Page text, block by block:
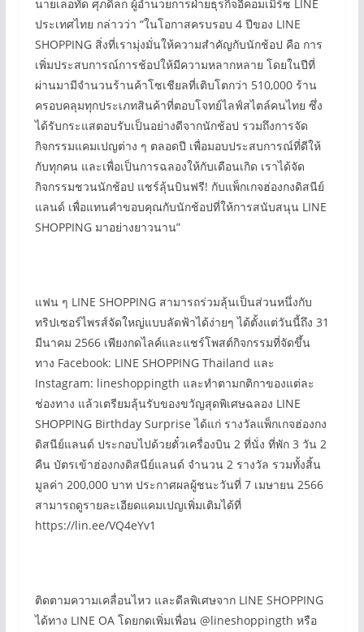
นายเลอทัด ศุภดิลก ผู้อำนวยการฝ่ายธุรกิจอีคอมเมิร์ซ LINE
ประเทศไทย กล่าวว่า “ในโอกาสครบรอบ 4 ปีของ LINE
SHOPPING สิ่งที่เรามุ่งมั่นให้ความสำคัญกับนักช้อป คือ การ
เพิ่มประสบการณ์การช้อปให้มีความหลากหลาย โดยในปีที่
ผ่านมามีจำนวนร้านค้าโซเชียลที่เติบโตกว่า 510,000 ร้าน
ครอบคลุมทุกประเภทสินค้าที่ตอบโจทย์ไลฟ์สไตล์คนไทย ซึ่ง
ได้รับกระแสตอบรับเป็นอย่างดีจากนักช้อป รวมถึงการจัด
กิจกรรมแคมเปญต่าง ๆ ตลอดปี เพื่อมอบประสบการณ์ที่ดีให้
กับทุกคน และเพื่อเป็นการฉลองให้กับเดือนเกิด เราได้จัด
กิจกรรมชวนนักช้อป แชร์ลุ้นบินฟรี! กับแพ็กเกจฮ่องกงดิสนีย์
แลนด์ เพื่อแทนคำขอบคุณกับนักช้อปที่ให้การสนับสนุน LINE
SHOPPING มาอย่างยาวนาน”
แฟน ๆ LINE SHOPPING สามารถร่วมลุ้นเป็นส่วนหนึ่งกับ
ทริปเซอร์ไพรส์จัดใหญ่แบบลัดฟ้าได้ง่ายๆ ได้ตั้งแต่วันนี้ถึง 31
มีนาคม 2566 เพียงกดไลค์และแชร์โพสต์กิจกรรมที่จัดขึ้น
ทาง Facebook: LINE SHOPPING Thailand และ
Instagram: lineshoppingth และทำตามกติกาของแต่ละ
ช่องทาง แล้วเตรียมลุ้นรับของขวัญสุดพิเศษฉลอง LINE
SHOPPING Birthday Surprise ได้แก่ รางวัลแพ็กเกจฮ่องกง
ดิสนีย์แลนด์ ประกอบไปด้วยตั๋วเครื่องบิน 2 ที่นั่ง ที่พัก 3 วัน 2
คืน บัตรเข้าฮ่องกงดิสนีย์แลนด์ จำนวน 2 รางวัล รวมทั้งสิ้น
มูลค่า 200,000 บาท ประกาศผลผู้ชนะวันที่ 7 เมษายน 2566
สามารถดูรายละเอียดแคมเปญเพิ่มเติมได้ที่
https://lin.ee/VQ4eYv1
ติดตามความเคลื่อนไหว และดีลพิเศษจาก LINE SHOPPING
ได้ทาง LINE OA โดยกดเพิ่มเพื่อน @lineshoppingth หรือ